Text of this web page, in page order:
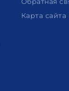
Карта сайта